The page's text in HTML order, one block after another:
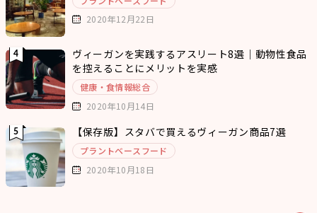
2020年12月22日
ヴィーガンを実践するアスリート8選｜動物性食品
を控えることにメリットを実感
健康・食情報総合
2020年10月14日
【保存版】スタバで買えるヴィーガン商品7選
プラントベースフード
2020年10月18日